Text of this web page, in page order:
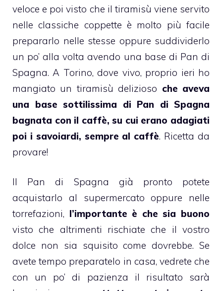
veloce e poi visto che il tiramisù viene servito
nelle classiche coppette è molto più facile
prepararlo nelle stesse oppure suddividerlo
un po’ alla volta avendo una base di Pan di
Spagna. A Torino, dove vivo, proprio ieri ho
mangiato un tiramisù delizioso che aveva
una base sottilissima di Pan di Spagna
bagnata con il caffè, su cui erano adagiati
poi i savoiardi, sempre al caffè. Ricetta da
provare!
Il Pan di Spagna già pronto potete
acquistarlo al supermercato oppure nelle
torrefazioni, l’importante è che sia buono
visto che altrimenti rischiate che il vostro
dolce non sia squisito come dovrebbe. Se
avete tempo preparatelo in casa, vedrete che
con un po’ di pazienza il risultato sarà